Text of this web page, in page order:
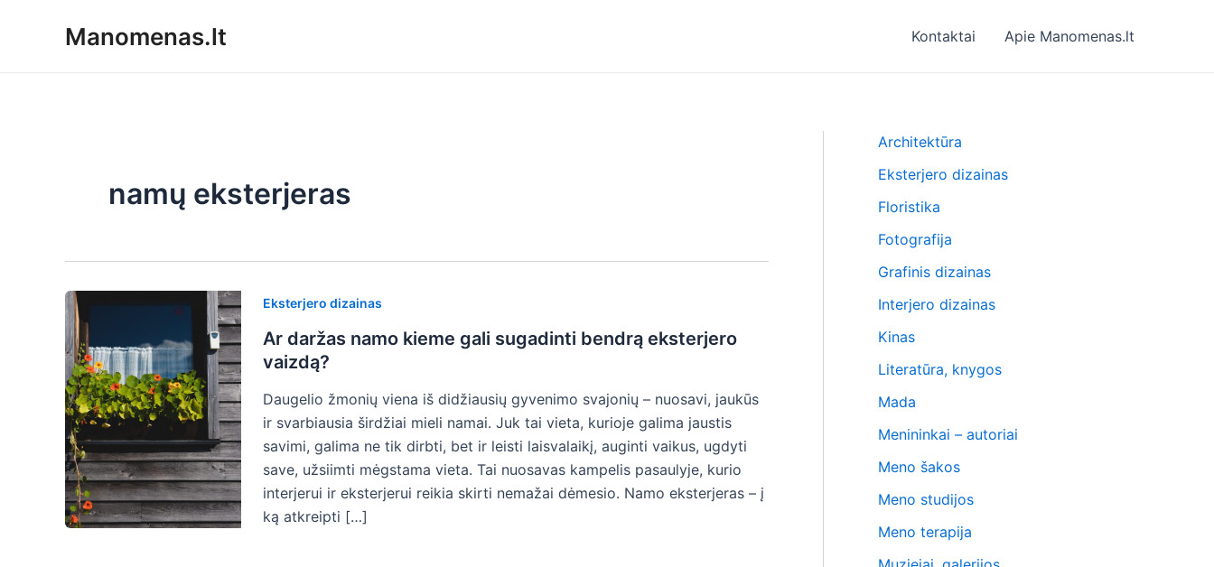
Manomenas.lt Kontaktai Apie Manomenas.lt
namų eksterjeras
Eksterjero dizainas
Ar daržas namo kieme gali sugadinti bendrą eksterjero
vaizdą?
Daugelio žmonių viena iš didžiausių gyvenimo svajonių – nuosavi, jaukūs
ir svarbiausia širdžiai mieli namai. Juk tai vieta, kurioje galima jaustis
savimi, galima ne tik dirbti, bet ir leisti laisvalaikį, auginti vaikus, ugdyti
save, užsiimti mėgstama vieta. Tai nuosavas kampelis pasaulyje, kurio
interjerui ir eksterjerui reikia skirti nemažai dėmesio. Namo eksterjeras – į
ką atkreipti […]
Architektūra
Eksterjero dizainas
Floristika
Fotografija
Grafinis dizainas
Interjero dizainas
Kinas
Literatūra, knygos
Mada
Menininkai – autoriai
Meno šakos
Meno studijos
Meno terapija